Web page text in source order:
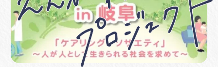
えんがわのプロジェクト
えんがわスケッチのこと
お知らせ